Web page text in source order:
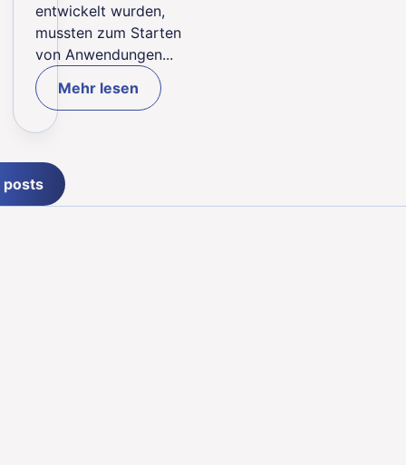
entwickelt wurden,
mussten zum Starten
von Anwendungen...
Mehr lesen
posts